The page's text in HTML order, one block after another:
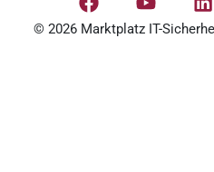
© 2026 Marktplatz IT-